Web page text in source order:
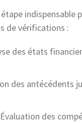
de vérifications :
des états
des antécédents
des